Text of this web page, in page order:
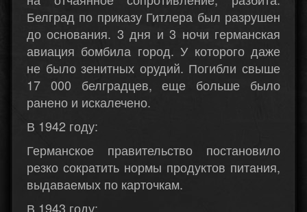
Белград по приказу Гитлера был разрушен
до основания. 3 дня и 3 ночи германская
авиация бомбила город. У которого даже
не было зенитных орудий. Погибли свыше
17 000 белградцев, еще больше было
ранено и искалечено.
В 1942 году:
Германское правительство постановило
резко сократить нормы продуктов питания,
выдаваемых по карточкам.
В 1943 году: